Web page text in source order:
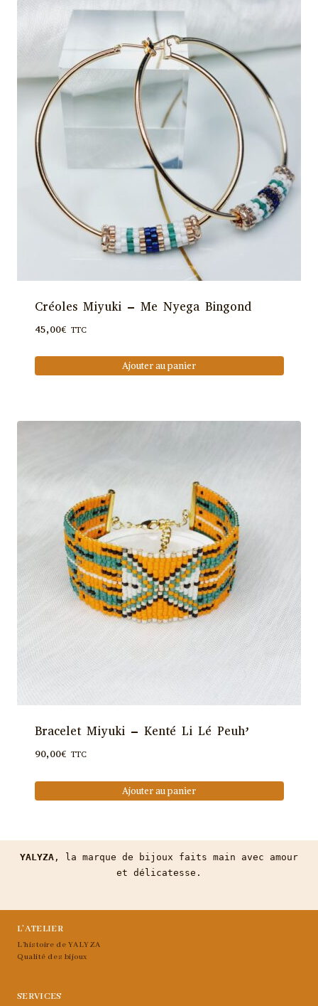
Créoles Miyuki – Me Nyega Bingond
45,00€ TTC
Ajouter au panier
Bracelet Miyuki – Kenté Li Lé Peuh’
90,00€ TTC
Ajouter au panier
YALYZA , la marque de bijoux faits main avec amour
et délicatesse.
L’ATELIER
L’histoire de YALYZA
Qualité des bijoux
SERVICES